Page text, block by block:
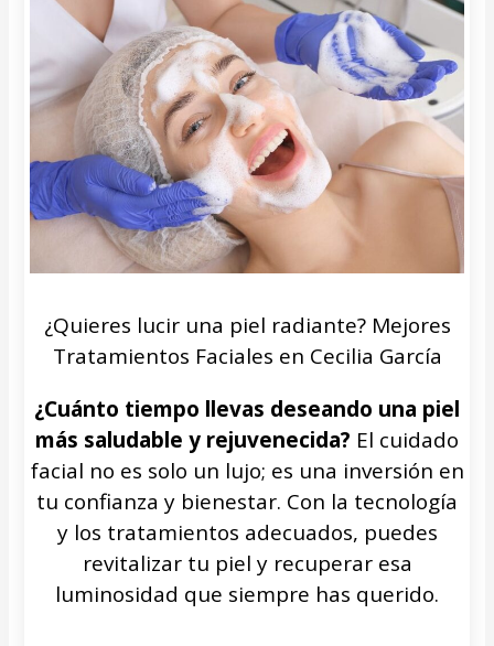
¿Quieres lucir una piel radiante? Mejores
Tratamientos Faciales en Cecilia García
¿Cuánto tiempo llevas deseando una piel
más saludable y rejuvenecida? El cuidado
facial no es solo un lujo; es una inversión en
tu confianza y bienestar. Con la tecnología
y los tratamientos adecuados, puedes
revitalizar tu piel y recuperar esa
luminosidad que siempre has querido.